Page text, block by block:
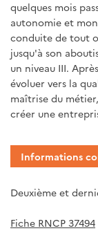
quelques mois
autonomie et
conduite de tout
jusqu'à son
un niveau III.
évoluer vers la
maîtrise du
créer une
Informations
Deuxième et
Fiche RNCP 37494